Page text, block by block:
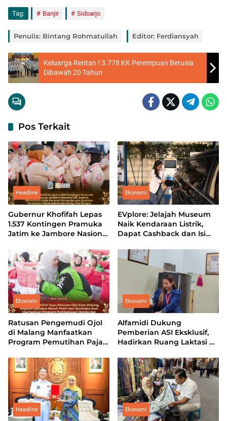
Tag: Banjir Sidoarjo
Penulis: Bintang Rohmatullah Editor: Ferdiansyah
Keluarga Rentan ! 3.778 KK Perempuan Berusia
Dibawah 20 Tahun
Pos Terkait
Headline
Gubernur Khofifah Lepas
1.537 Kontingen Pramuka
Jatim ke Jambore Nasional
Perkuat Persatuan dan
Kobarkan Semangat
Nasionalisme
Ekonomi
EVplore: Jelajah Museum
Naik Kendaraan Listrik,
Dapat Cashback dan Isi
Ekonomi
Ratusan Pengemudi Ojol
di Malang Manfaatkan
Program Pemutihan Pajak
Ekonomi
Alfamidi Dukung
Pemberian ASI Eksklusif,
Hadirkan Ruang Laktasi di
Headline Ekonomi